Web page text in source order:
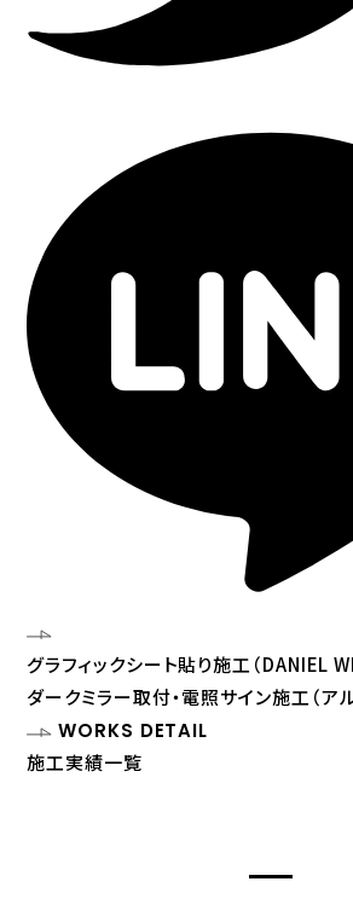
グラフィックシート貼り施工（DANIEL
ダークミラー取付・電照サイン施工（ア
WORKS DETAIL
施工実績一覧